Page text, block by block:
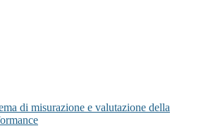
di misurazione e valutazione della